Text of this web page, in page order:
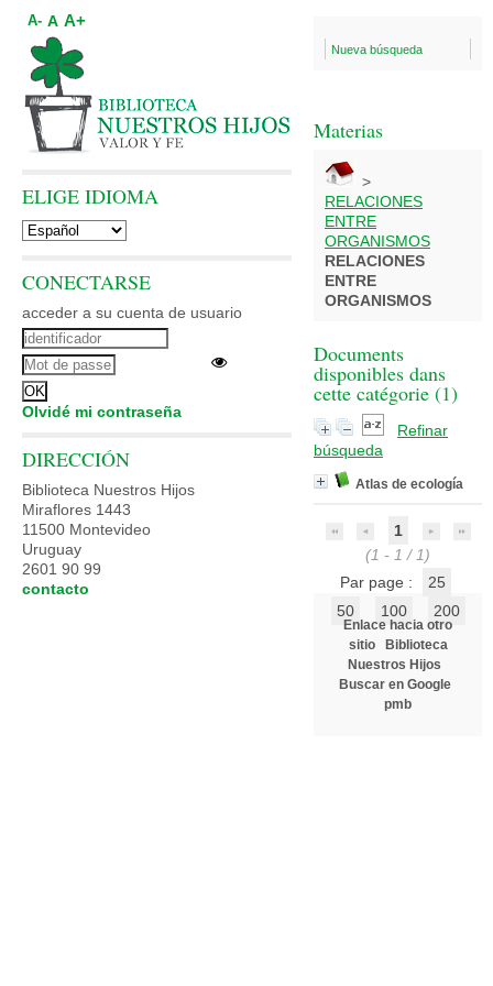
Nueva búsqueda
Materias
>
RELACIONES
ENTRE
ORGANISMOS
RELACIONES
ENTRE
ORGANISMOS
Documents
disponibles dans
cette catégorie (1)
Refinar
búsqueda
Atlas de ecología
1
(1 - 1 / 1)
Par page :
25
50
100 200
Enlace hacia otro
sitio
Biblioteca
Nuestros Hijos
Buscar en Google
pmb
A- A A+
ELIGE IDIOMA
CONECTARSE
acceder a su cuenta de usuario
Olvidé mi contraseña
DIRECCIÓN
Biblioteca Nuestros Hijos
Miraflores 1443
11500 Montevideo
Uruguay
2601 90 99
contacto